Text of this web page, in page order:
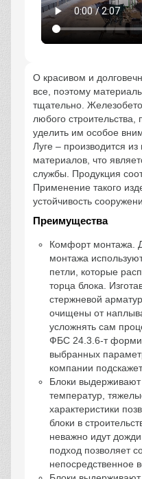
О красивом и
все, поэтому
тщательно.
любого строительства,
уделить им особое
Луге – производится из
материалов, что
службы. Продукция
Применение такого
устойчивость
Преимущества
Комфорт монтажа.
монтажа
петли, которые
торца блока.
стержневой
очищены от
усложнять сам
ФБС 24.3.6-т
выбранных
компании
Блоки
температур,
характеристики
блоки в
неважно идут
подход позволяет
непосредственное